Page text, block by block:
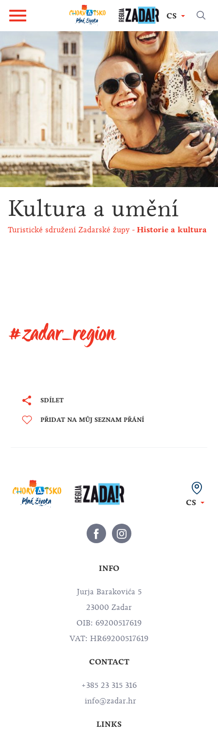
CS
Kultura a umění
Turistické sdružení Zadarské župy Historie a kultura
#zadar_region
SDÍLET
PŘIDAT NA MŮJ SEZNAM PŘÁNÍ
CS
INFO
Jurja Barakovića 5
23000 Zadar
OIB: 69200517619
VAT: HR69200517619
CONTACT
+385 23 315 316
info@zadar.hr
LINKS